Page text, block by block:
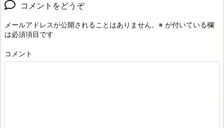
コメントをどうぞ
メールアドレスが公開されることはありません。 ※ が付いている欄
は必須項目です
コメント